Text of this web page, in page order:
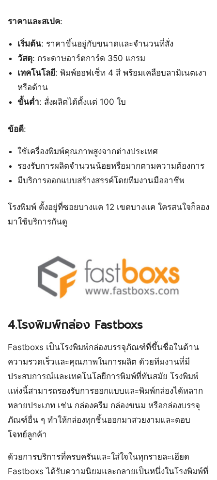
ราคาและสเปค:
เริ่มต้น: ราคาขึ้นอยู่กับขนาดและจำนวนที่สั่ง
วัสดุ: กระดาษอาร์ตการ์ด 350 แกรม
เทคโนโลยี: พิมพ์ออฟเซ็ท 4 สี พร้อมเคลือบลามิเนตเงา
หรือด้าน
ขั้นต่ำ: สั่งผลิตได้ตั้งแต่ 100 ใบ
ข้อดี:
ใช้เครื่องพิมพ์คุณภาพสูงจากต่างประเทศ
รองรับการผลิตจำนวนน้อยหรือมากตามความต้องการ
มีบริการออกแบบสร้างสรรค์โดยทีมงานมืออาชีพ
โรงพิมพ์ ตั้งอยู่ที่ซอยบางแค 12 เขตบางแค ใครสนใจก็ลอง
มาใช้บริการกันดู
4.โรงพิมพ์กล่อง Fastboxs
Fastboxs เป็นโรงพิมพ์กล่องบรรจุภัณฑ์ที่ขึ้นชื่อในด้าน
ความรวดเร็วและคุณภาพในการผลิต ด้วยทีมงานที่มี
ประสบการณ์และเทคโนโลยีการพิมพ์ที่ทันสมัย โรงพิมพ์
แห่งนี้สามารถรองรับการออกแบบและพิมพ์กล่องได้หลาก
หลายประเภท เช่น กล่องครีม กล่องขนม หรือกล่องบรรจุ
ภัณฑ์อื่น ๆ ทำให้กล่องทุกชิ้นออกมาสวยงามและตอบ
โจทย์ลูกค้า
ด้วยการบริการที่ครบครันและใส่ใจในทุกรายละเอียด
Fastboxs ได้รับความนิยมและกลายเป็นหนึ่งในโรงพิมพ์ที่